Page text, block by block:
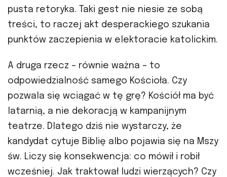
pusta retoryka. Taki gest nie niesie ze sobą
treści, to raczej akt desperackiego szukania
punktów zaczepienia w elektoracie katolickim.
A druga rzecz – równie ważna – to
odpowiedzialność samego Kościoła. Czy
pozwala się wciągać w tę grę? Kościół ma być
latarnią, a nie dekoracją w kampanijnym
teatrze. Dlatego dziś nie wystarczy, że
kandydat cytuje Biblię albo pojawia się na Mszy
św. Liczy się konsekwencja: co mówił i robił
wcześniej. Jak traktował ludzi wierzących? Czy